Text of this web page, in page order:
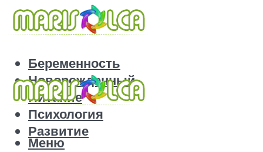
Беременность
Новорожденный
Питание
Психология
Развитие
Меню